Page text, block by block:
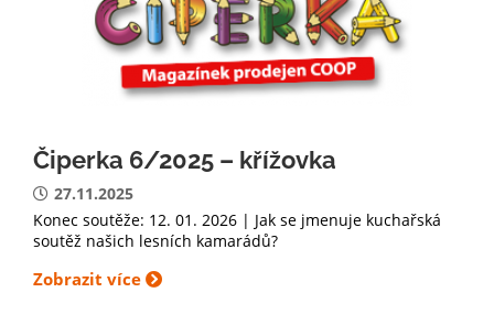
Čiperka 6/2025 – křížovka
27.11.2025
Konec soutěže: 12. 01. 2026 | Jak se jmenuje kuchařská
soutěž našich lesních kamarádů?
Zobrazit více